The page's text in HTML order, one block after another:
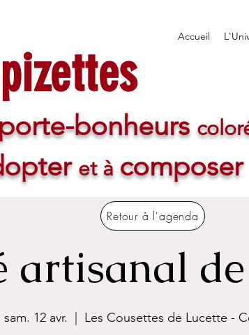
Accueil
bonheurs
et à composer
artisanal
sam. 12 avr. Les Cousettes de Lucette -
Retour à l'agenda